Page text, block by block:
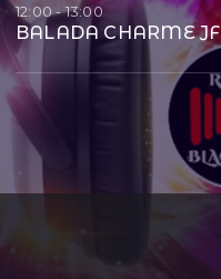
12:00 - 13:00
BALADA CHARME JF